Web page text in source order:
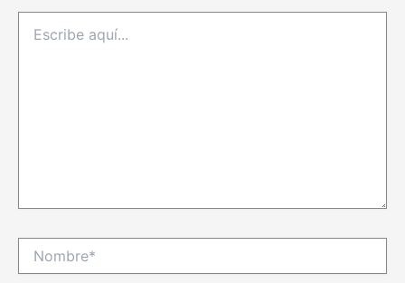
Escribe
aquí...
Nombre*